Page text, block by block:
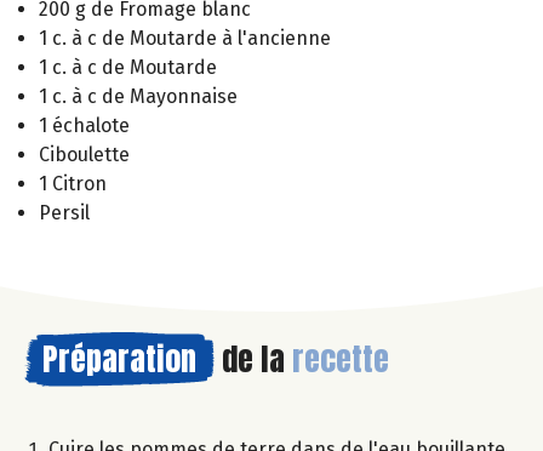
200 g de Fromage blanc
1 c. à c de Moutarde à l'ancienne
1 c. à c de Moutarde
1 c. à c de Mayonnaise
1 échalote
Ciboulette
1 Citron
Persil
Préparation de la recette